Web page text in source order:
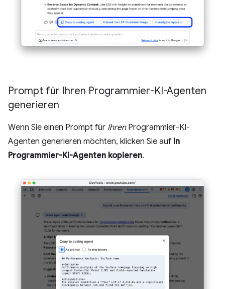
Prompt für Ihren Programmier-KI-Agenten
generieren
Wenn Sie einen Prompt für IhrenProgrammier-KI-
Agenten generieren möchten, klicken Sie auf In
Programmier-KI-Agenten kopieren.